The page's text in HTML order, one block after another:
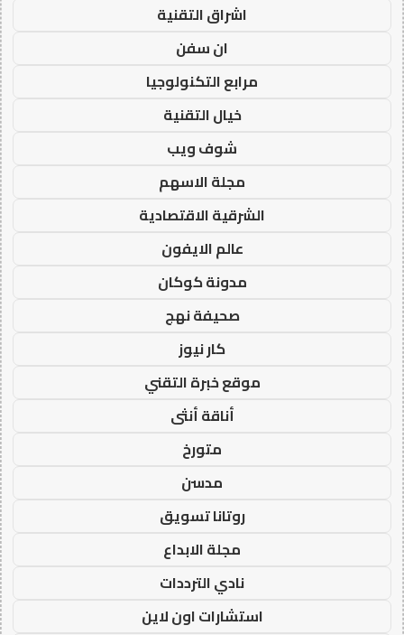
اشراق التقنية
ان سفن
مرابع التكنولوجيا
خيال التقنية
شوف ويب
مجلة الاسهم
الشرقية الاقتصادية
عالم الايفون
مدونة كوكان
صحيفة نهج
كار نيوز
موقع خبرة التقني
أناقة أنثى
متورخ
مدسن
روتانا تسويق
مجلة الابداع
نادي الترددات
استشارات اون لاين